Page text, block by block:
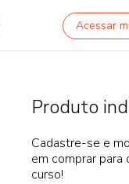
Acessar
Produto
Cadastre-se e
em comprar para
curso!